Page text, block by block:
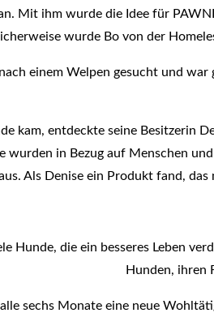
Mit ihm wurde die Idee für
wurde Bo von der
einem Welpen gesucht und
kam, entdeckte seine Besitzerin
wurden in Bezug auf Menschen
Als Denise ein Produkt fand,
Hunde, die ein besseres Leben
Hunden, ihren
sechs Monate eine neue